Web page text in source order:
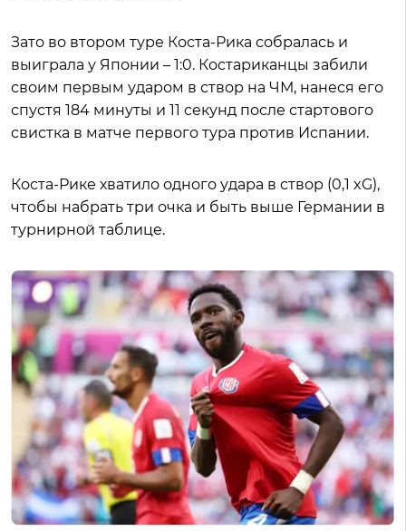
Зато во втором туре Коста-Рика собралась и
выиграла у Японии – 1:0. Костариканцы забили
своим первым ударом в створ на ЧМ, нанеся его
спустя 184 минуты и 11 секунд после стартового
свистка в матче первого тура против Испании.
Коста-Рике хватило одного удара в створ (0,1 xG),
чтобы набрать три очка и быть выше Германии в
турнирной таблице.